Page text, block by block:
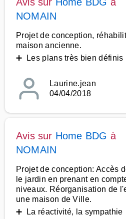
NOMAIN
Projet de conception,
maison ancienne.
➕ Les plans très bien définis
Laurine.jean
04/04/2018
Avis sur Home BDG à
NOMAIN
Projet de conception: Accès
le jardin en prenant en
niveaux. Réorganisation de
une maison de Ville.
➕ La réactivité, la sympathie